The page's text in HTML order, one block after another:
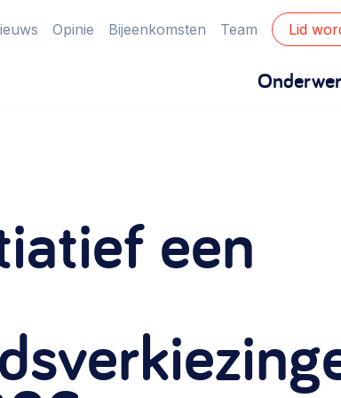
Opinie Bijeenkomsten Team Lid
Eigen gebouw
Zorgzame gemeenschappen
een